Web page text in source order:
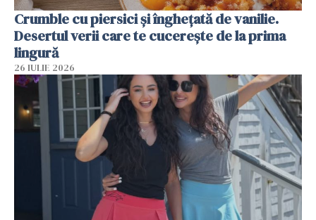
Crumble cu piersici și înghețată de vanilie.
Desertul verii care te cucerește de la prima
lingură
26 IULIE 2026